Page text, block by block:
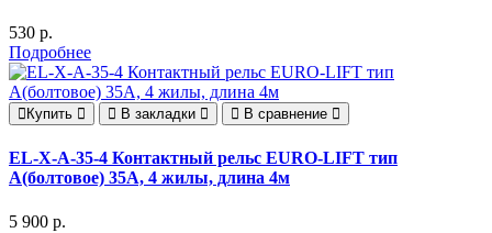
530 р.
Подробнее
Купить В закладки В сравнение
EL-X-A-35-4 Контактный рельс EURO-LIFT тип
А(болтовое) 35А, 4 жилы, длина 4м
5 900 р.